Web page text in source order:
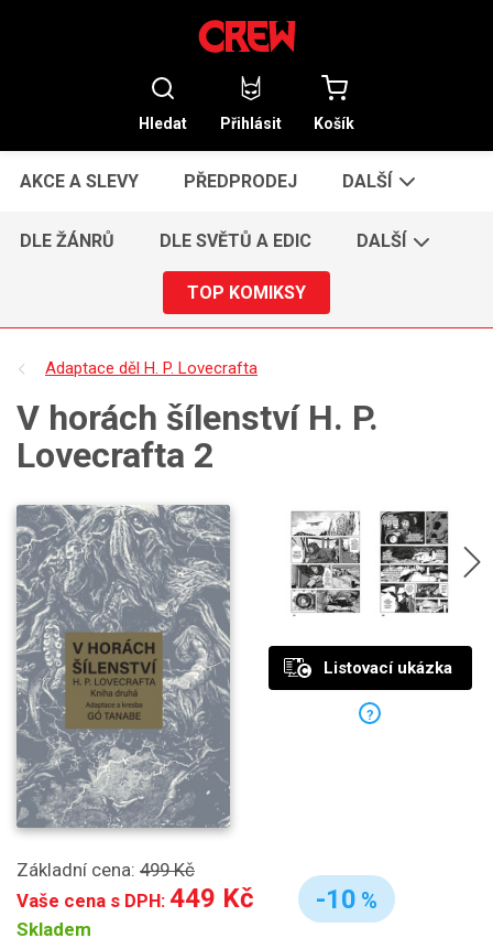
Hledat Přihlásit Košík
AKCE A SLEVY PŘEDPRODEJ DALŠÍ
DLE ŽÁNRŮ DLE SVĚTŮ A EDIC DALŠÍ
TOP KOMIKSY
Adaptace děl H. P. Lovecrafta
V horách šílenství H. P.
Lovecrafta 2
Základní cena: 499 Kč
Vaše cena s DPH: 449 Kč
Skladem
-10 %
Listovací ukázka
?